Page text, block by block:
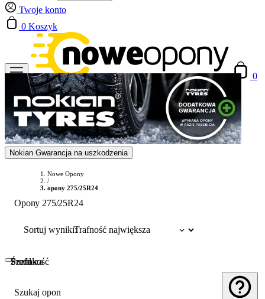
Twoje konto
0 Koszyk
0
Nokian Gwarancja na uszkodzenia
Nowe Opony
/
opony 275/25R24
Opony 275/25R24
Sortuj wyniki:
Szukaj opon
Szerokość
Profil
Średnica